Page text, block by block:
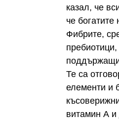
казал, че
че
Фибрите,
поддържащи
Те са
елементи и
витамин А и